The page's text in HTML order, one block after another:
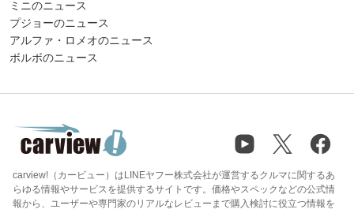
ミニのニュース
プジョーのニュース
アルファ・ロメオのニュース
ボルボのニュース
carview!（カービュー）はLINEヤフー株式会社が運営するクルマに関するあ
らゆる情報やサービスを提供するサイトです。価格やスペックなどの公式情
報から、ユーザーや専門家のリアルなレビューまで購入検討に役立つ情報を